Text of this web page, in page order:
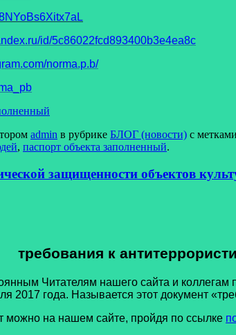
id/5c86022fcd893400b3e4ea8c
norma.p.b/
admin в рубрике БЛОГ (новости) с метками
, паспорт объекта заполненный.
защищенности объектов
требования к
Читателям нашего сайта и
2017 года. Называется этот документ
на нашем сайте, пройдя по ссылке